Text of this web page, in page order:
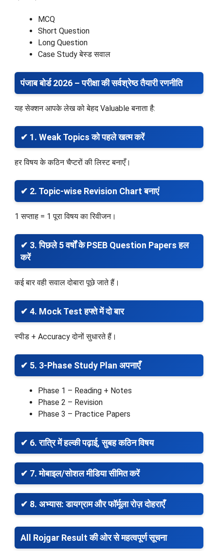
MCQ
Short Question
Long Question
Case Study बेस्ड सवाल
पंजाब बोर्ड 2026 – परीक्षा की सर्वश्रेष्ठ तैयारी रणनीति
यह सेक्शन आपके लेख को बेहद Valuable बनाता है:
✔ 1. Weak Topics को पहले खत्म करें
हर विषय के कठिन चैप्टरों की लिस्ट बनाएँ।
✔ 2. Topic-wise Revision Chart बनाएं
1 सप्ताह = 1 पूरा विषय का रिवीजन।
✔ 3. पिछले 5 वर्षों के PSEB Question Papers हल
करें
कई बार वही सवाल दोबारा पूछे जाते हैं।
✔ 4. Mock Test हफ्ते में दो बार
स्पीड + Accuracy दोनों सुधारते हैं।
✔ 5. 3-Phase Study Plan अपनाएँ
Phase 1 – Reading + Notes
Phase 2 – Revision
Phase 3 – Practice Papers
✔ 6. रात्रि में हल्की पढ़ाई, सुबह कठिन विषय
✔ 7. मोबाइल/सोशल मीडिया सीमित करें
✔ 8. अभ्यास: डायग्राम और फॉर्मूला रोज़ दोहराएँ
All Rojgar Result की ओर से महत्वपूर्ण सूचना